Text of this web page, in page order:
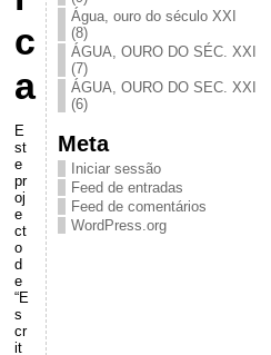
c
a
E
st
e
pr
oj
e
ct
o
d
e
“E
s
cr
it
Água, ouro do século XXI
(8)
ÁGUA, OURO DO SÉC. XXI
(7)
ÁGUA, OURO DO SEC. XXI
(6)
Meta
Iniciar sessão
Feed de entradas
Feed de comentários
WordPress.org